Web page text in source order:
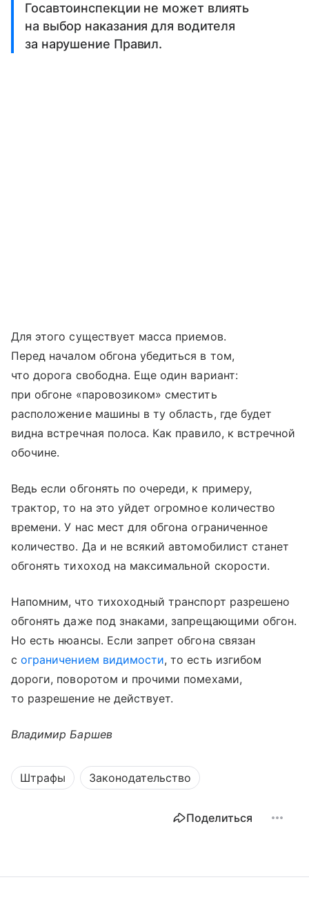
Госавтоинспекции не может влиять
на выбор наказания для водителя
за нарушение Правил.
Для этого существует масса приемов.
Перед началом обгона убедиться в том,
что дорога свободна. Еще один вариант:
при обгоне «паровозиком» сместить
расположение машины в ту область, где будет
видна встречная полоса. Как правило, к встречной
обочине.
Ведь если обгонять по очереди, к примеру,
трактор, то на это уйдет огромное количество
времени. У нас мест для обгона ограниченное
количество. Да и не всякий автомобилист станет
обгонять тихоход на максимальной скорости.
Напомним, что тихоходный транспорт разрешено
обгонять даже под знаками, запрещающими обгон.
Но есть нюансы. Если запрет обгона связан
сограничением видимости, то есть изгибом
дороги, поворотом и прочими помехами,
то разрешение не действует.
Владимир Баршев
Штрафы Законодательство
Поделиться